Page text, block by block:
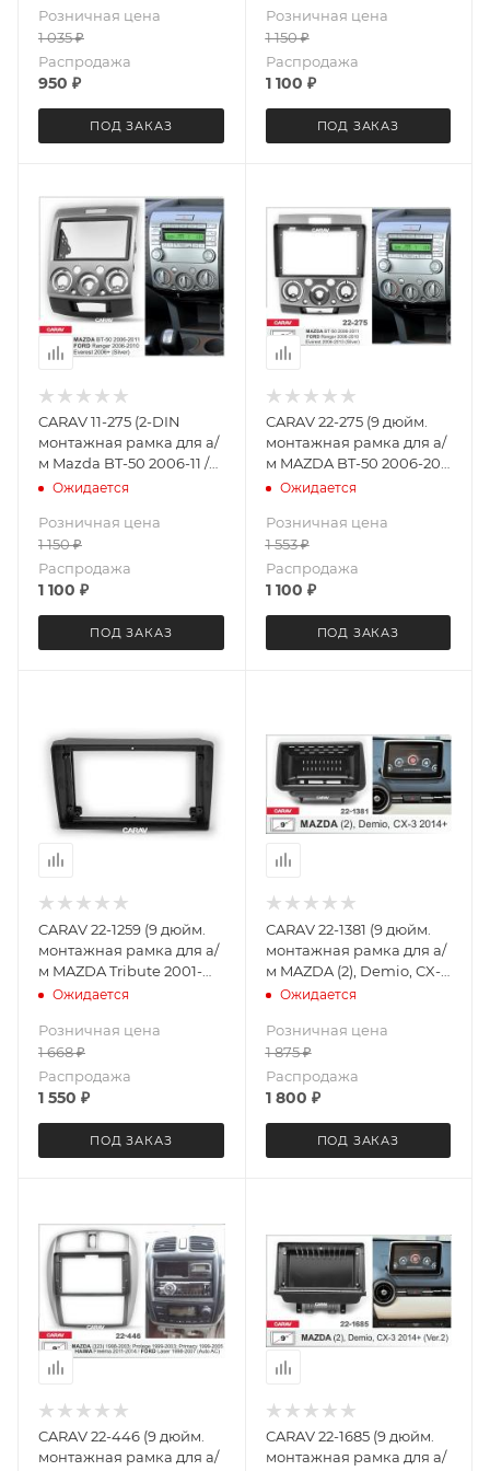
Розничная цена
1 035₽
Распродажа
950 ₽
ПОД ЗАКАЗ
Розничная цена
1 150₽
Распродажа
1 100 ₽
ПОД ЗАКАЗ
CARAV 11-275 (2-DIN
монтажная рамка для а/
м Mazda BT-50 2006-11 /
FORD Ranger 2006-11,
(Серебро)
Ожидается
Розничная цена
1 150₽
Распродажа
1 100 ₽
ПОД ЗАКАЗ
CARAV 22-275 (9 дюйм.
монтажная рамка для а/
м MAZDA BT-50 2006-2011
/ FORD Ranger 2006-10,
Ожидается
Розничная цена
1 553₽
Распродажа
1 100 ₽
ПОД ЗАКАЗ
CARAV 22-1259 (9 дюйм.
монтажная рамка для а/
м MAZDA Tribute 2001-
2005 / FORD Escape 2001-
Ожидается
Розничная цена
1 668₽
Распродажа
1 550 ₽
ПОД ЗАКАЗ
CARAV 22-1381 (9 дюйм.
монтажная рамка для а/
м MAZDA (2), Demio, CX-3
2014+
Ожидается
Розничная цена
1 875₽
Распродажа
1 800 ₽
ПОД ЗАКАЗ
CARAV 22-446 (9 дюйм.
монтажная рамка для а/
CARAV 22-1685 (9 дюйм.
монтажная рамка для а/